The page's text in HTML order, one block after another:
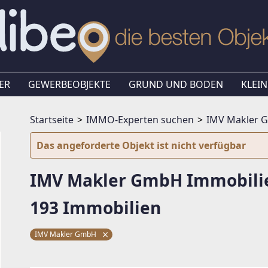
GEWERBEOBJEKTE GRUND UND BODEN
Startseite IMMO-Experten suchen
IMV Makler
Das angeforderte Objekt ist nicht verfügbar
IMV Makler GmbH
193 Immobilien
IMV Makler GmbH